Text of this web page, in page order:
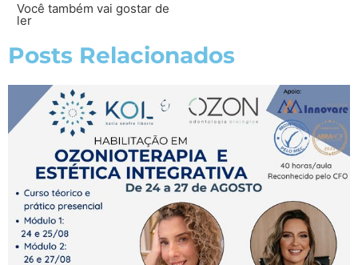
Você também vai gostar de
ler
Posts Relacionados